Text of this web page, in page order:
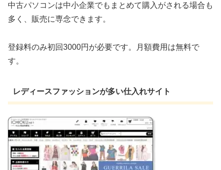
中古パソコンは中小企業でもまとめて購入がされる場合も
多く、販売に専念できます。
登録料のみ初回3000円が必要です。月額費用は無料で
す。
レディースファッションが多い仕入れサイト